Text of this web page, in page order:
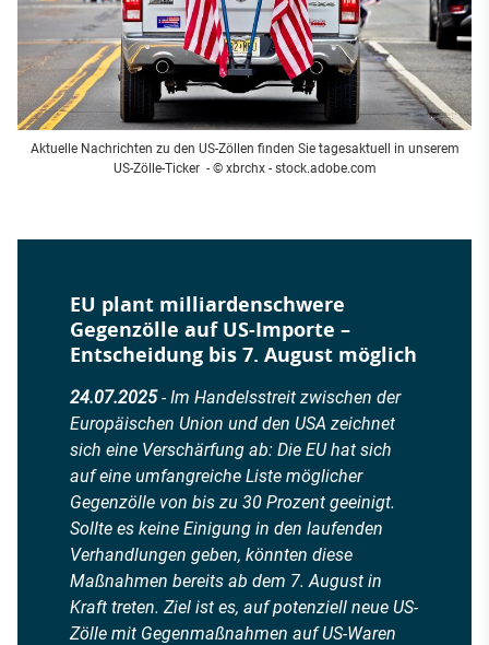
Aktuelle Nachrichten zu den US-Zöllen finden Sie tagesaktuell in unserem
US-Zölle-Ticker - © xbrchx - stock.adobe.com
EU plant milliardenschwere
Gegenzölle auf US-Importe –
Entscheidung bis 7. August möglich
24.07.2025- Im Handelsstreit zwischen der
Europäischen Union und den USA zeichnet
sich eine Verschärfung ab: Die EU hat sich
auf eine umfangreiche Liste möglicher
Gegenzölle von bis zu 30 Prozent geeinigt.
Sollte es keine Einigung in den laufenden
Verhandlungen geben, könnten diese
Maßnahmen bereits ab dem 7. August in
Kraft treten. Ziel ist es, auf potenziell neue US-
Zölle mit Gegenmaßnahmen auf US-Waren